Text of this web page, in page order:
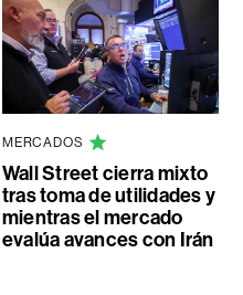
MERCADOS
Wall Street cierra mixto
tras toma de utilidades y
mientras el mercado
evalúa avances con Irán